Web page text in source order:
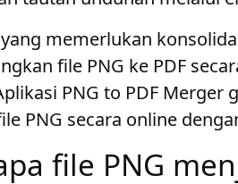
memerlukan
file PNG ke PDF
PNG to PDF Merger
PNG secara online
file PNG